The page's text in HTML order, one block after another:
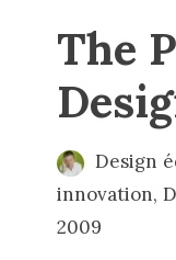
The
Design
innovation,
2009